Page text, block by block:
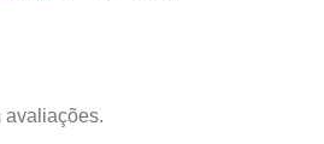
avaliações.